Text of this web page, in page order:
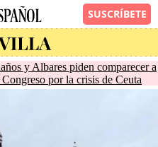
y Albares piden comparecer a
por la crisis de Ceuta